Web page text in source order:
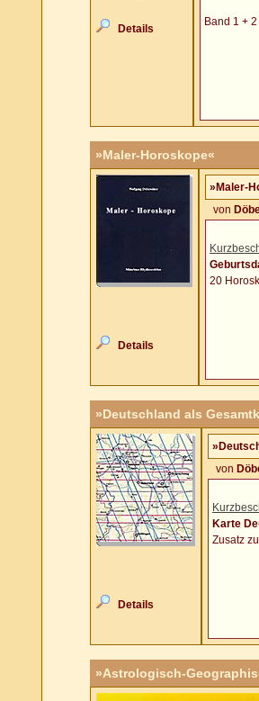
Details
Band 1 + 2
»Maler-Horoskope«
Details
»Maler-
von
20
»Deutschland als
Details
von
Karte
Zusatz
»Astrologisch-